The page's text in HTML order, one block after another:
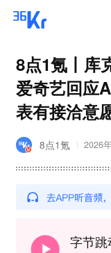
8点1氪丨库
爱奇艺回应
表有接洽意
8点1氪 2026